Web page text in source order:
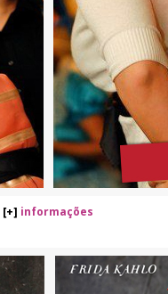
[+] informações